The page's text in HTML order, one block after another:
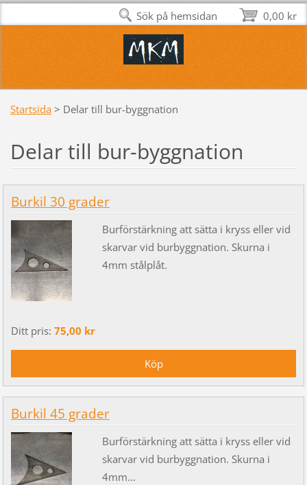
Startsida > Delar till bur-byggnation
Delar till bur-byggnation
Burkil 30 grader
Burförstärkning att sätta i kryss eller vid
skarvar vid burbyggnation. Skurna i
4mm stålplåt.
Ditt pris: 75,00 kr
Burkil 45 grader
Burförstärkning att sätta i kryss eller vid
skarvar vid burbyggnation. Skurna i
4mm...
0,00 kr
Sök på hemsidan